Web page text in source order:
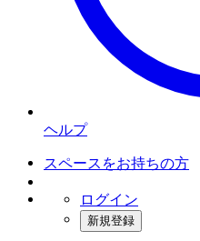
ヘルプ
スペースをお持ちの方
ログイン
新規登録